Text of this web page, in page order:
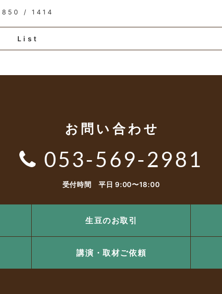
850 / 1414
List
お問い合わせ
053-569-2981
受付時間 平日 9:00〜18:00
生豆のお取引
講演・取材ご依頼